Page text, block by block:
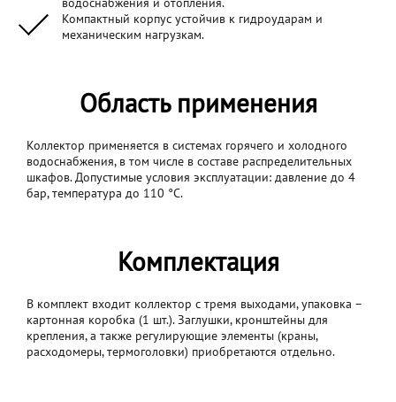
Компактный корпус устойчив к гидроударам и
механическим нагрузкам.
Область применения
Коллектор применяется в системах горячего и холодного
водоснабжения, в том числе в составе распределительных
шкафов. Допустимые условия эксплуатации: давление до 4
бар, температура до 110 °C.
Комплектация
В комплект входит коллектор с тремя выходами, упаковка –
картонная коробка (1 шт.). Заглушки, кронштейны для
крепления, а также регулирующие элементы (краны,
расходомеры, термоголовки) приобретаются отдельно.